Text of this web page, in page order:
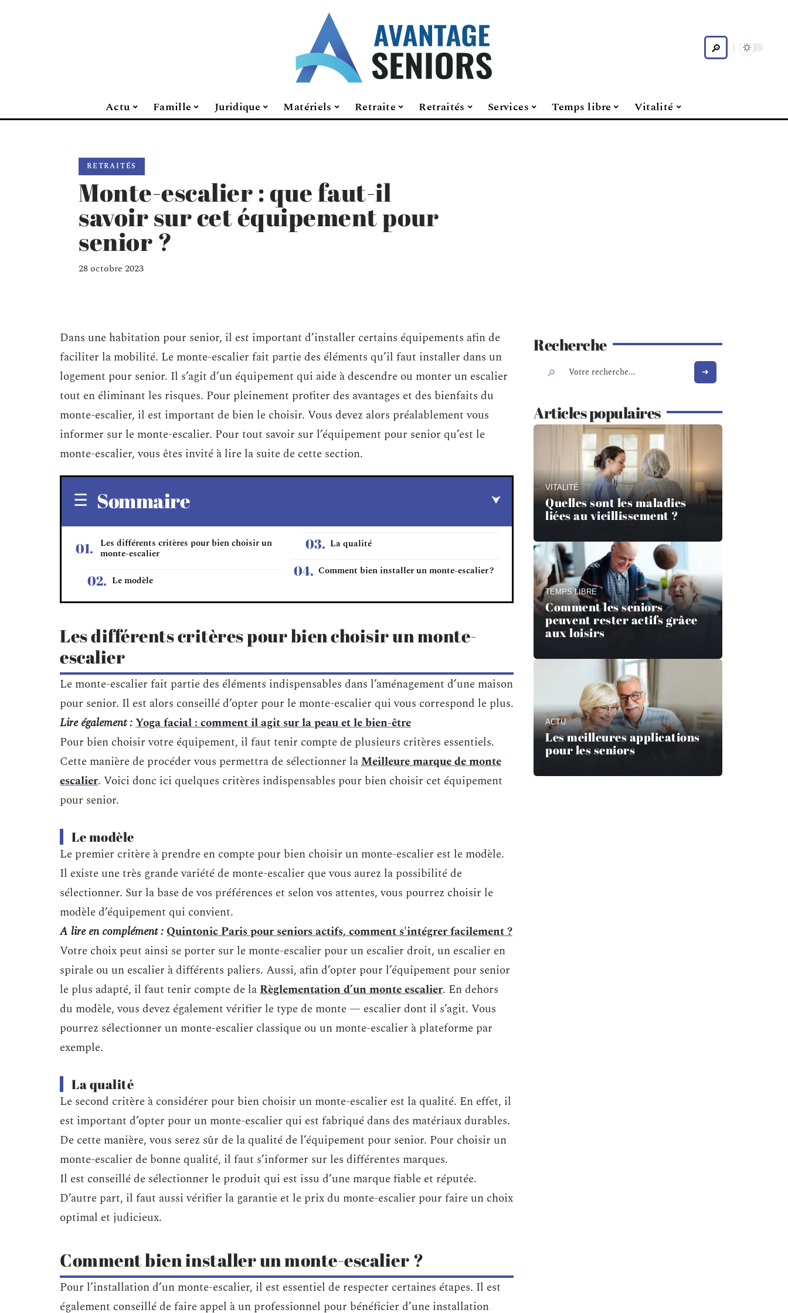
Actu Famille Juridique Matériels Retraite Retraités Services Temps libre Vitalité
RETRAITÉS
Monte-escalier : que faut-il
savoir sur cet équipement pour
senior ?
28 octobre 2023
Dans une habitation pour senior, il est important d’installer certains équipements afin de
faciliter la mobilité. Le monte-escalier fait partie des éléments qu’il faut installer dans un
logement pour senior. Il s’agit d’un équipement qui aide à descendre ou monter un escalier
tout en éliminant les risques. Pour pleinement profiter des avantages et des bienfaits du
monte-escalier, il est important de bien le choisir. Vous devez alors préalablement vous
informer sur le monte-escalier. Pour tout savoir sur l’équipement pour senior qu’est le
monte-escalier, vous êtes invité à lire la suite de cette section.
Sommaire
Les différents critères pour bien choisir un
monte-escalier
Le modèle
La qualité
Comment bien installer un monte-escalier ?
Les différents critères pour bien choisir un monte-
escalier
Le monte-escalier fait partie des éléments indispensables dans l’aménagement d’une maison
pour senior. Il est alors conseillé d’opter pour le monte-escalier qui vous correspond le plus.
Lire également :Yoga facial : comment il agit sur la peau et le bien-être
Pour bien choisir votre équipement, il faut tenir compte de plusieurs critères essentiels.
Cette manière de procéder vous permettra de sélectionner laMeilleure marque de monte
escalier. Voici donc ici quelques critères indispensables pour bien choisir cet équipement
pour senior.
Le modèle
Le premier critère à prendre en compte pour bien choisir un monte-escalier est le modèle.
Il existe une très grande variété de monte-escalier que vous aurez la possibilité de
sélectionner. Sur la base de vos préférences et selon vos attentes, vous pourrez choisir le
modèle d’équipement qui convient.
A lire en complément :Quintonic Paris pour seniors actifs, comment s'intégrer facilement ?
Votre choix peut ainsi se porter sur le monte-escalier pour un escalier droit, un escalier en
spirale ou un escalier à différents paliers. Aussi, afin d’opter pour l’équipement pour senior
le plus adapté, il faut tenir compte de laRèglementation d’un monte escalier. En dehors
du modèle, vous devez également vérifier le type de monte — escalier dont il s’agit. Vous
pourrez sélectionner un monte-escalier classique ou un monte-escalier à plateforme par
exemple.
La qualité
Le second critère à considérer pour bien choisir un monte-escalier est la qualité. En effet, il
est important d’opter pour un monte-escalier qui est fabriqué dans des matériaux durables.
De cette manière, vous serez sûr de la qualité de l’équipement pour senior. Pour choisir un
monte-escalier de bonne qualité, il faut s’informer sur les différentes marques.
Il est conseillé de sélectionner le produit qui est issu d’une marque fiable et réputée.
D’autre part, il faut aussi vérifier la garantie et le prix du monte-escalier pour faire un choix
optimal et judicieux.
Comment bien installer un monte-escalier ?
Pour l’installation d’un monte-escalier, il est essentiel de respecter certaines étapes. Il est
également conseillé de faire appel à un professionnel pour bénéficier d’une installation
Recherche
Articles populaires
VITALITÉ
Quelles sont les maladies
liées au vieillissement ?
TEMPS LIBRE
Comment les seniors
peuvent rester actifs grâce
aux loisirs
ACTU
Les meilleures applications
pour les seniors